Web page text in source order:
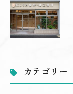
カテゴリー